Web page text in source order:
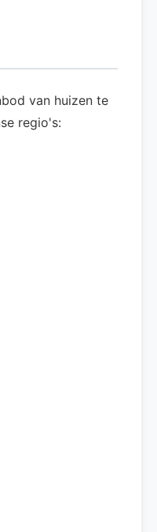
van huizen te
regio's: